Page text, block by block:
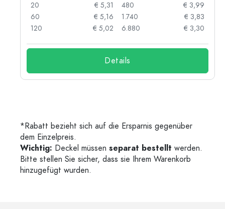
20
€ 5,31
60
€ 5,16
120
€ 5,02
480
€ 3,99
1.740
€ 3,83
6.880
€ 3,30
Details
*Rabatt bezieht sich auf die Ersparnis gegenüber
dem Einzelpreis.
Wichtig: Deckel müssen separat bestellt werden.
Bitte stellen Sie sicher, dass sie Ihrem Warenkorb
hinzugefügt wurden.